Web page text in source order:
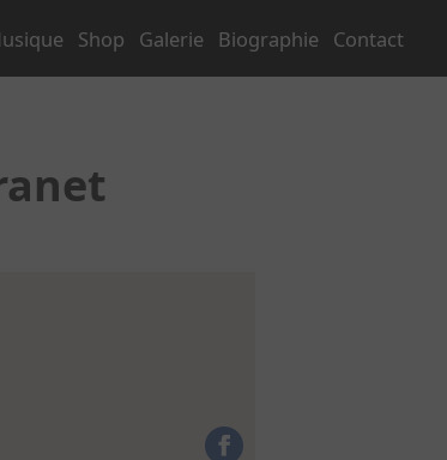
Shop Galerie Biographie Contact